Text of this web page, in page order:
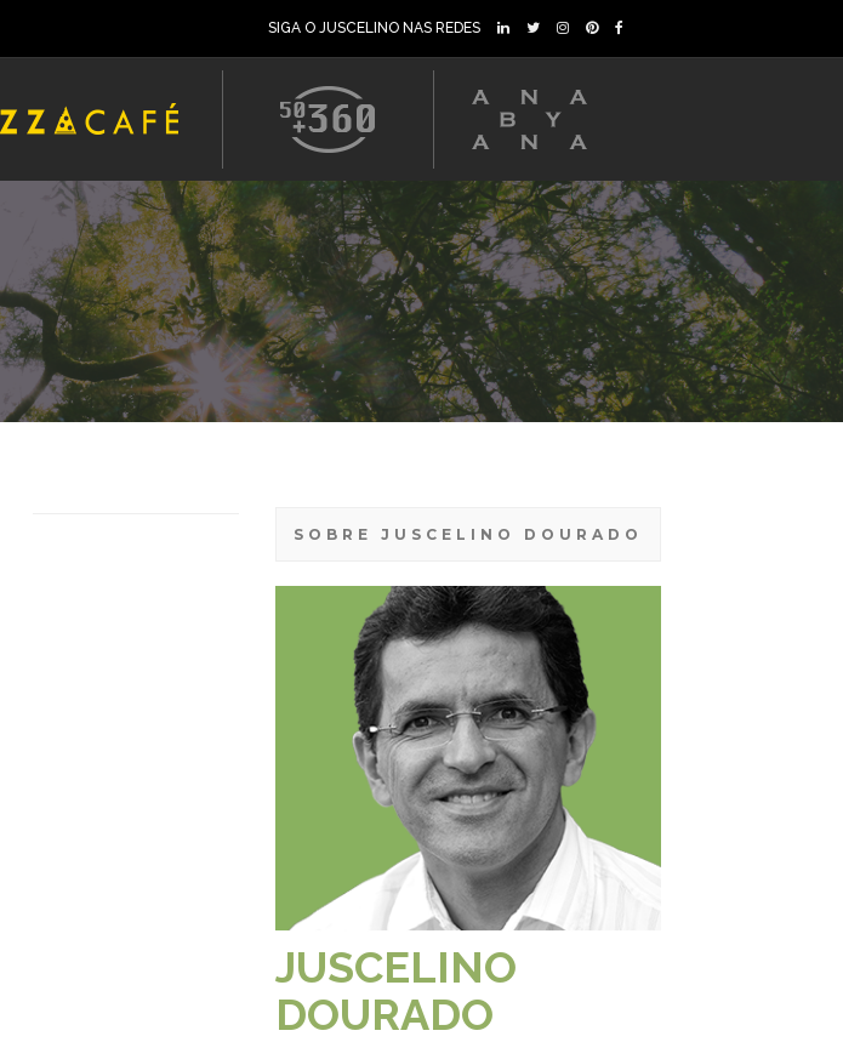
SIGA O JUSCELINO NAS REDES
SOBRE JUSCELINO DOURADO
JUSCELINO
DOURADO